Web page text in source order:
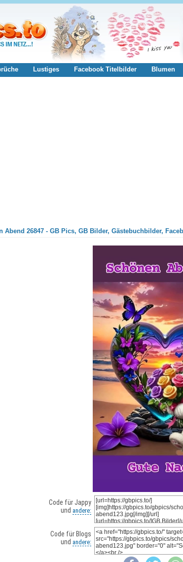
Lustiges Facebook Titelbilder Blumen
Abend 26847 - GB Pics, GB Bilder, Gästebuchbilder,
Code für Jappy
und andere:
Code für Blogs
und andere: